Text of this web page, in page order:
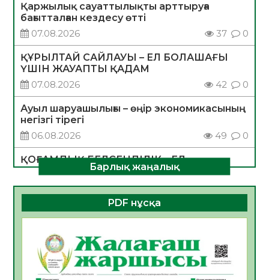
Қаржылық сауаттылықты арттыруға
бағытталған кездесу өтті
07.08.2026
37 0
ҚҰРЫЛТАЙ САЙЛАУЫ – ЕЛ БОЛАШАҒЫ
ҮШІН ЖАУАПТЫ ҚАДАМ
07.08.2026
42 0
Ауыл шаруашылығы – өңір экономикасының
негізгі тірегі
06.08.2026
49 0
ҚОҒАМДЫҚ БЕЛСЕНДІЛІК – ЕЛ
ДАМУЫНЫҢ НЕГІЗІ
06.08.2026
47 0
ҚҰРЫЛТАЙ САЙЛАУЫ – БОЛАШАҚҚА
06.08.2026
Инфекциялық ауруларға қарсы иммундау
жұмыстарының тиімділігі
Барлық жаңалық
PDF нұсқа